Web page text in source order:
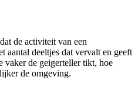
de activiteit van een
aantal deeltjes dat vervalt en geeft
vaker de geigerteller tikt, hoe
de omgeving.